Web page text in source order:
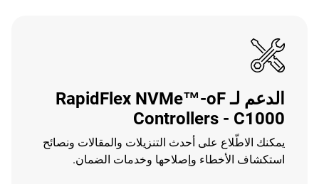
الدعم لـ RapidFlex NVMe™-oF
Controllers - C1000
يمكنك الاطّلاع على أحدث التنزيلات والمقالات ونصائح
استكشاف الأخطاء وإصلاحها وخدمات الضمان.